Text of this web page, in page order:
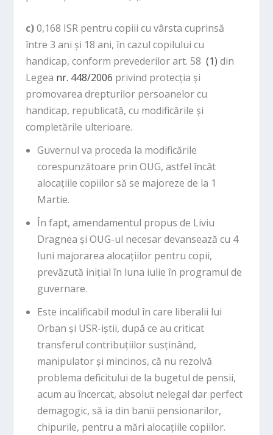
c)0,168 ISR pentru copiii cu vârsta cuprinsă
între 3 ani și 18 ani, în cazul copilului cu
handicap, conform prevederilor art. 58 (1) din
Legea nr. 448/2006 privind protecția și
promovarea drepturilor persoanelor cu
handicap, republicată, cu modificările și
completările ulterioare.
Guvernul va proceda la modificările
corespunzătoare prin OUG, astfel încât
alocațiile copiilor să se majoreze de la 1
Martie.
În fapt, amendamentul propus de Liviu
Dragnea și OUG-ul necesar devansează cu 4
luni majorarea alocațiilor pentru copii,
prevăzută inițial în luna iulie în programul de
guvernare.
Este incalificabil modul în care liberalii lui
Orban și USR-iștii, după ce au criticat
transferul contribuțiilor susținând,
manipulator și mincinos, că nu rezolvă
problema deficitului de la bugetul de pensii,
acum au încercat, absolut nelegal dar perfect
demagogic, să ia din banii pensionarilor,
chipurile, pentru a mări alocațiile copiilor.